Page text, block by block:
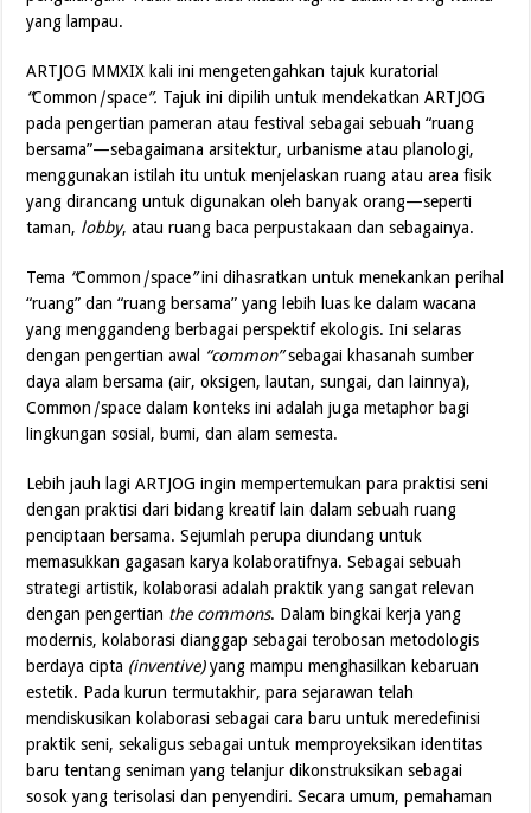
yang lampau.
ARTJOG MMXIX kali ini mengetengahkan tajuk kuratorial
“Common |space”. Tajuk ini dipilih untuk mendekatkan ARTJOG
pada pengertian pameran atau festival sebagai sebuah “ruang
bersama”—sebagaimana arsitektur, urbanisme atau planologi,
menggunakan istilah itu untuk menjelaskan ruang atau area fisik
yang dirancang untuk digunakan oleh banyak orang—seperti
taman, lobby, atau ruang baca perpustakaan dan sebagainya.
Tema “Common |space”ini dihasratkan untuk menekankan perihal
“ruang” dan “ruang bersama” yang lebih luas ke dalam wacana
yang menggandeng berbagai perspektif ekologis. Ini selaras
dengan pengertian awal
“common”sebagai khasanah sumber
daya alam bersama (air, oksigen, lautan, sungai, dan lainnya),
Common |space dalam konteks ini adalah juga metaphor bagi
lingkungan sosial, bumi, dan alam semesta.
Lebih jauh lagi ARTJOG ingin mempertemukan para praktisi seni
dengan praktisi dari bidang kreatif lain dalam sebuah ruang
penciptaan bersama. Sejumlah perupa diundang untuk
memasukkan gagasan karya kolaboratifnya. Sebagai sebuah
strategi artistik, kolaborasi adalah praktik yang sangat relevan
dengan pengertian the commons. Dalam bingkai kerja yang
modernis, kolaborasi dianggap sebagai terobosan metodologis
berdaya cipta (inventive)yang mampu menghasilkan kebaruan
estetik. Pada kurun termutakhir, para sejarawan telah
mendiskusikan kolaborasi sebagai cara baru untuk meredefinisi
praktik seni, sekaligus sebagai untuk memproyeksikan identitas
baru tentang seniman yang telanjur dikonstruksikan sebagai
sosok yang terisolasi dan penyendiri. Secara umum, pemahaman